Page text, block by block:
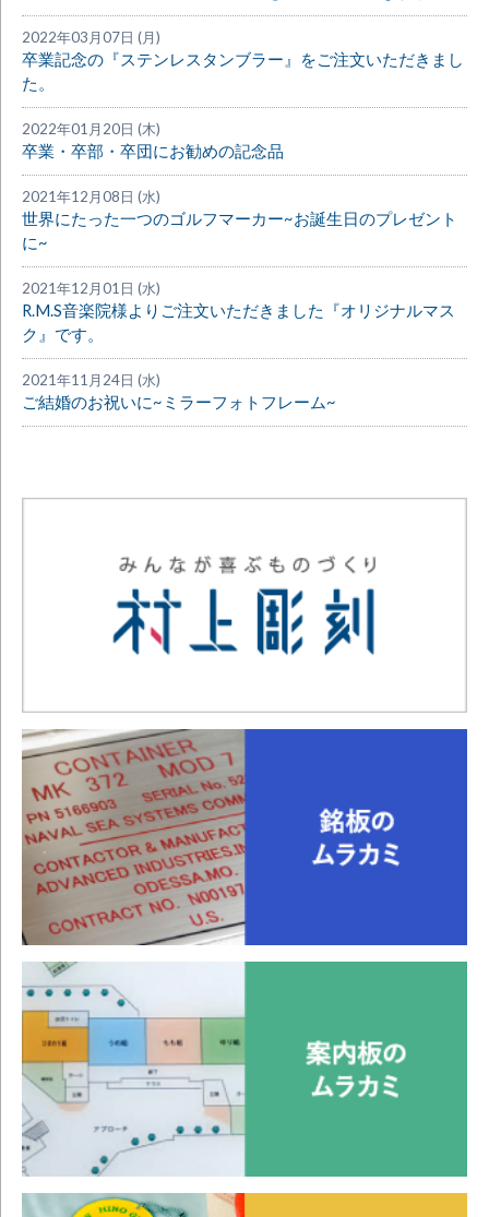
2022年03月07日 (月)
卒業記念の『ステンレスタンブラー』をご注文いただきまし
た。
2022年01月20日 (木)
卒業・卒部・卒団にお勧めの記念品
2021年12月08日 (水)
世界にたった一つのゴルフマーカー~お誕生日のプレゼント
に~
2021年12月01日 (水)
R.M.S音楽院様よりご注文いただきました『オリジナルマス
ク』です。
2021年11月24日 (水)
ご結婚のお祝いに~ミラーフォトフレーム~